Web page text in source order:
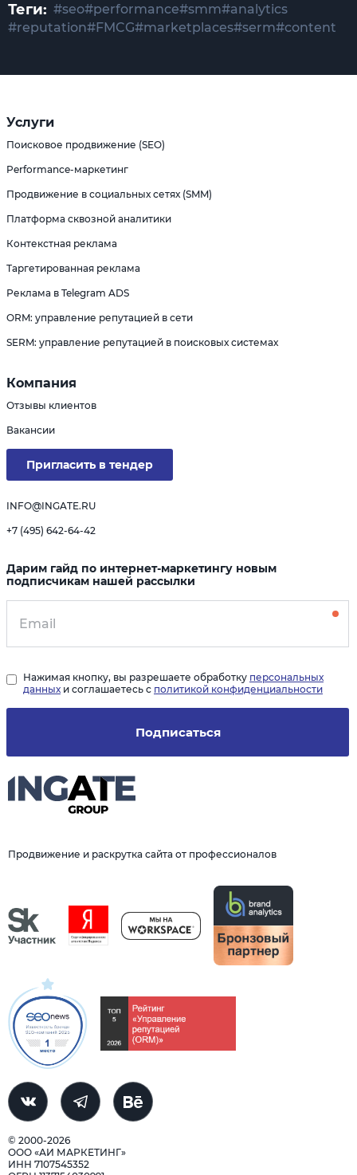
Теги: #seo#performance#smm#analytics
#reputation#FMCG#marketplaces#serm#content
Продвижение и раскрутка сайта от профессионалов
© 2000-2026
ООО «АИ МАРКЕТИНГ»
ИНН 7107545352
Услуги
Поисковое продвижение (SEO)
Performance-маркетинг
Продвижение в социальных сетях (SMM)
Платформа сквозной аналитики
Контекстная реклама
Таргетированная реклама
Реклама в Telegram ADS
ORM: управление репутацией в сети
SERM: управление репутацией в поисковых системах
Компания
Отзывы клиентов
Вакансии
Пригласить в тендер
INFO@INGATE.RU
+7 (495) 642-64-42
Дарим гайд по интернет-маркетингу новым
подписчикам нашей рассылки
Подписаться
Нажимая кнопку, вы разрешаете обработку персональных
данных и соглашаетесь с политикой конфиденциальности